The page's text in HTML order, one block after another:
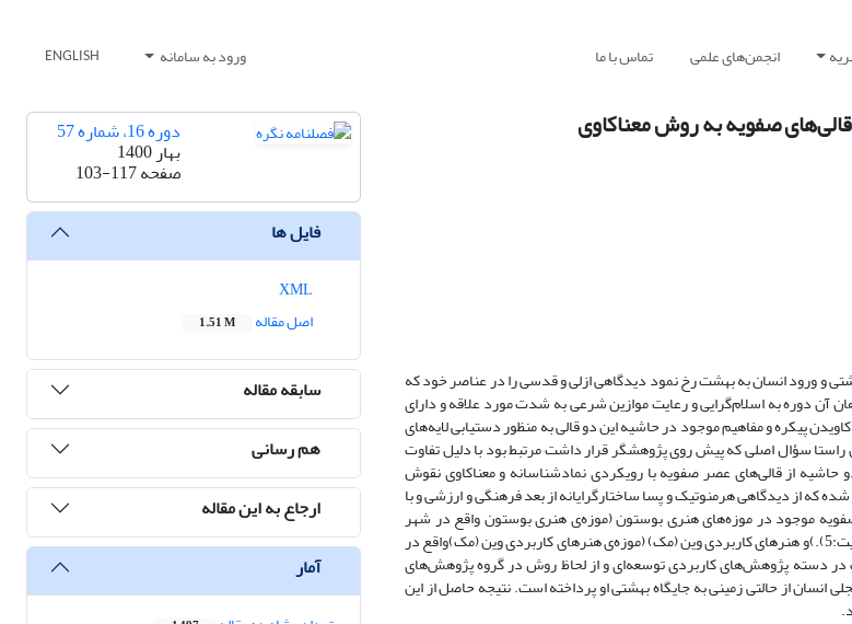
انجمن‌های علمی تماس با ما ورود به سامانه ENGLISH
صفویه به روش معناکاوی
و ورود انسان به بهشت رخ نمود دیدگاهی ازلی و قدسی را در عناصر خود که
دوره به اسلام‌گرایی و رعایت موازین شرعی به شدت مورد علاقه و دارای
پیکره و مفاهیم موجود در حاشیه این دو قالی به منظور دستیابی لایه‌های
سؤال اصلی که پیش روی پژوهشگر قرار داشت مرتبط بود با دلیل تفاوت
از قالی‌های عصر صفویه با رویکردی نمادشناسانه و معناکاوی نقوش
که از دیدگاهی هرمنوتیک و پسا ساختارگرایانه از بعد فرهنگی و ارزشی و با
موجود در موزه‌های هنری بوستون (موزه‌ی هنری بوستون واقع در شهر
ماساچوست ایلات متحده امریکا و بزرگ‌ترین موزه‌ی امریکا که در سال 1870 میلادی گشایش یافت (سایت:5).)و هنرهای کاربردی وین (مک) (موزه‌ی هنرهای کاربردی وین (مک)واقع در
کاربردی است (سایت:6).)،این پژوهش از نظر هدف در دسته پژوهش‌های کاربردی توسعه‌ای و از لحاظ روش در گروه پژوهش‌های
انسان از حالتی زمینی به جایگاه بهشتی او پرداخته است. نتیجه حاصل از این
دوره 16، شماره 57
بهار 1400
صفحه103-117
فایل ها
اصل مقاله
1.51 M
سابقه مقاله
هم رسانی
ارجاع به این مقاله
آمار